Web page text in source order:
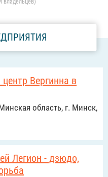
владельцев)
Вергинна в
область, г. Минск,
Легион - дзюдо,